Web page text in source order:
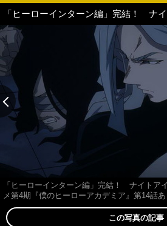
「ヒーローインターン編」完結！ ナイト
メ第4期『僕のヒーローアカデミア』第14話
この写真の記事